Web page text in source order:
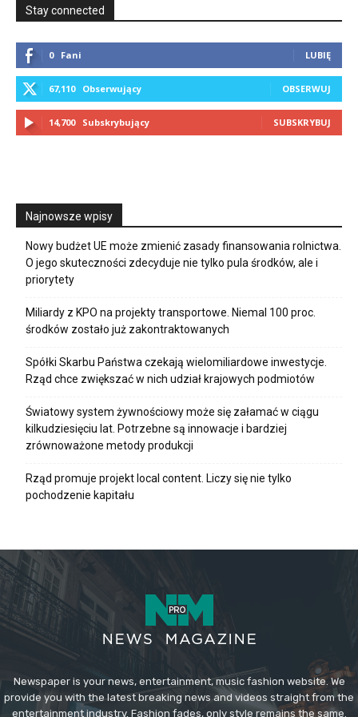
Stay connected
0 Fani LUBIĘ
67,110 Obserwujący OBSERWUJ
14,700 Subskrybujący SUBSKRYBUJ
Najnowsze wpisy
Nowy budżet UE może zmienić zasady finansowania rolnictwa.
O jego skuteczności zdecyduje nie tylko pula środków, ale i
priorytety
Miliardy z KPO na projekty transportowe. Niemal 100 proc.
środków zostało już zakontraktowanych
Spółki Skarbu Państwa czekają wielomiliardowe inwestycje.
Rząd chce zwiększać w nich udział krajowych podmiotów
Światowy system żywnościowy może się załamać w ciągu
kilkudziesięciu lat. Potrzebne są innowacje i bardziej
zrównoważone metody produkcji
Rząd promuje projekt local content. Liczy się nie tylko
pochodzenie kapitału
Newspaper is your news, entertainment, music fashion website. We
provide you with the latest breaking news and videos straight from the
entertainment industry. Fashion fades, only style remains the same.